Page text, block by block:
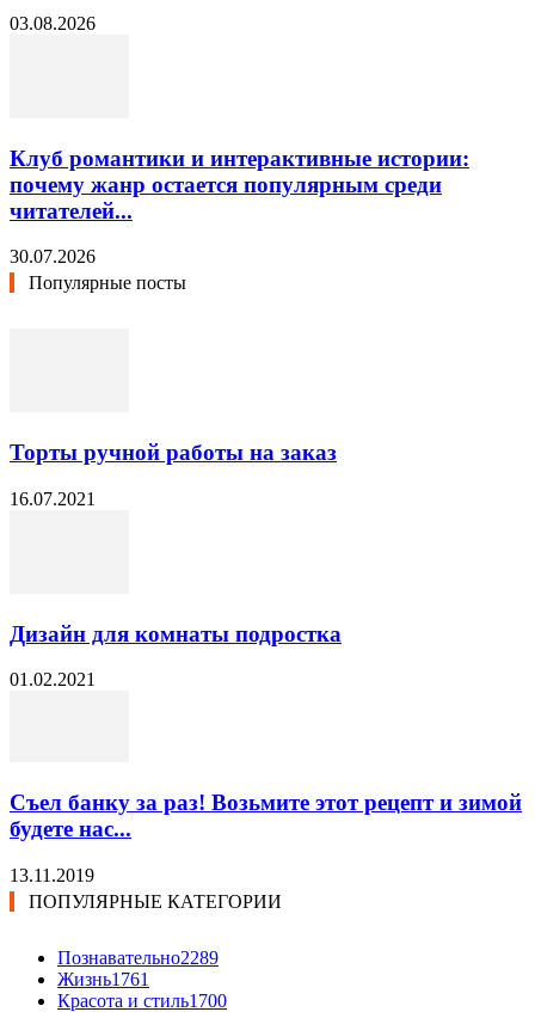
03.08.2026
Клуб романтики и интерактивные истории:
почему жанр остается популярным среди
читателей...
30.07.2026
Популярные посты
Торты ручной работы на заказ
16.07.2021
Дизайн для комнаты подростка
01.02.2021
Съел банку за раз! Возьмите этот рецепт и зимой
будете нас...
13.11.2019
ПОПУЛЯРНЫЕ КАТЕГОРИИ
Познавательно2289
Жизнь1761
Красота и стиль1700